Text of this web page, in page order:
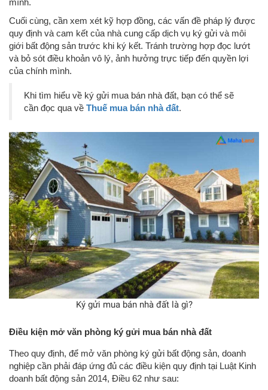
mình.
Cuối cùng, cần xem xét kỹ hợp đồng, các vấn đề pháp lý được
quy định và cam kết của nhà cung cấp dịch vụ ký gửi và môi
giới bất động sản trước khi ký kết. Tránh trường hợp đọc lướt
và bỏ sót điều khoản vô lý, ảnh hưởng trực tiếp đến quyền lợi
của chính mình.
Khi tìm hiểu về ký gửi mua bán nhà đất, bạn có thể sẽ
cần đọc qua về Thuế mua bán nhà đất.
Ký gửi mua bán nhà đất là gì?
Điều kiện mở văn phòng ký gửi mua bán nhà đất
Theo quy định, để mở văn phòng ký gửi bất động sản, doanh
nghiệp cần phải đáp ứng đủ các điều kiện quy định tại Luật Kinh
doanh bất động sản 2014, Điều 62 như sau: